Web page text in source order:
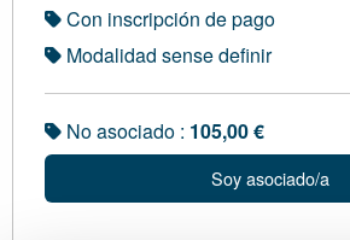
Con inscripción de pago
Modalidad sense definir
No asociado : 105,00 €
Soy asociado/a